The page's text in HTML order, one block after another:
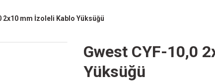
2x10 mm İzoleli Kablo Yüksüğü
Gwest CYF-10,0
Yüksüğü